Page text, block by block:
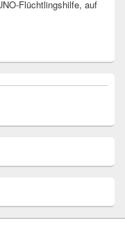
Flüchtlingshilfe, auf